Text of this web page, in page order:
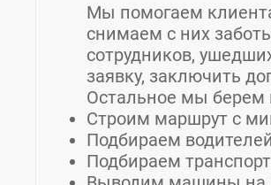
Мы помогаем
снимаем с них
сотрудников,
заявку, заключить
Остальное мы берем
Строим маршрут с
Подбираем
Подбираем